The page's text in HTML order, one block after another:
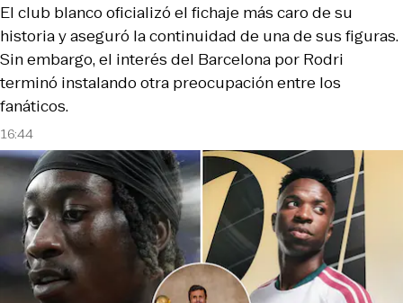
16:44
El club blanco oficializó el fichaje más caro de su
historia y aseguró la continuidad de una de sus figuras.
Sin embargo, el interés del Barcelona por Rodri
terminó instalando otra preocupación entre los
fanáticos.